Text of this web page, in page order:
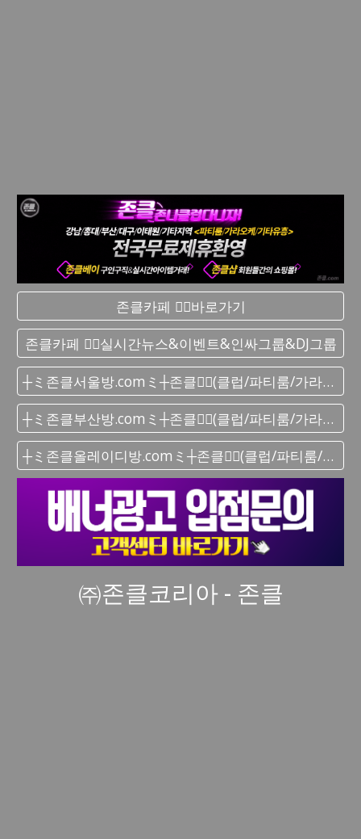
존클카페 ❤️‍🔥바로가기
존클카페 ❤️‍🔥실시간 뉴스&이벤트&인싸그룹&DJ그룹
┼ミ존클서울방.comミ┼존클❤️‍🔥(클럽/파티룸/가라오케) - 단톡방
┼ミ존클부산방.comミ┼존클❤️‍🔥(클럽/파티룸/가라오케) - 단톡방
┼ミ존클올레이디방.comミ┼존클❤️‍🔥(클럽/파티룸/가라오케) - 단톡방
㈜존클코리아 - 존클